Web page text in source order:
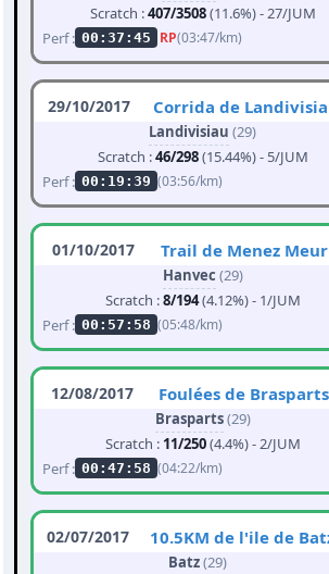
Scratch :407/3508(11.6%) - 27/JUM
Perf : 00:37:45 RP(03:47/km)
29/10/2017 Corrida de
Landivisiau (29)
Scratch :46/298(15.44%) - 5/JUM
Perf : 00:19:39 (03:56/km)
01/10/2017 Trail de Menez Meur
Hanvec (29)
Scratch :8/194(4.12%) - 1/JUM
Perf : 00:57:58 (05:48/km)
12/08/2017 Foulées de Brasparts
Brasparts(29)
Scratch : 11/250(4.4%) - 2/JUM
Perf : 00:47:58 (04:22/km)
02/07/2017 10.5KM de l'ile de
Batz(29)